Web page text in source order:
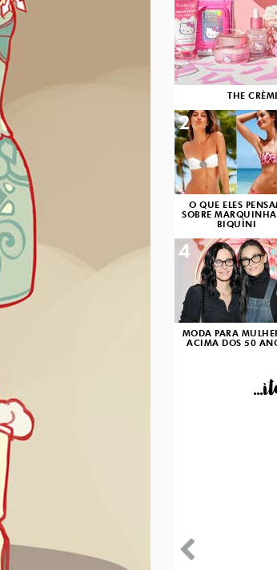
THE
O QUE ELES
SOBRE MARQUINHA
BIQUÍNI
2
MODA PARA
ACIMA DOS 50
4